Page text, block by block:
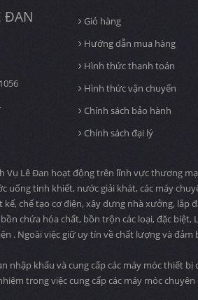
ĐAN
Giỏ hàng
Hướng dẫn mua hàng
Hình thức thanh toán
Hình thức vận chuyển
Chính sách bảo hành
Chính sách đại lý
Vụ Lê Đan hoạt động trên lĩnh vực thương
uống tinh khiết, nước giải khát, các máy
chế tạo cơ điện, xây dựng nhà xưởng,
chứa hóa chất, bồn trộn các loại, đặc
. Ngoài việc giữ uy tín về chất lượng và
nhập khẩu và cung cấp các máy móc thiết
trong việc cung cấp các máy móc